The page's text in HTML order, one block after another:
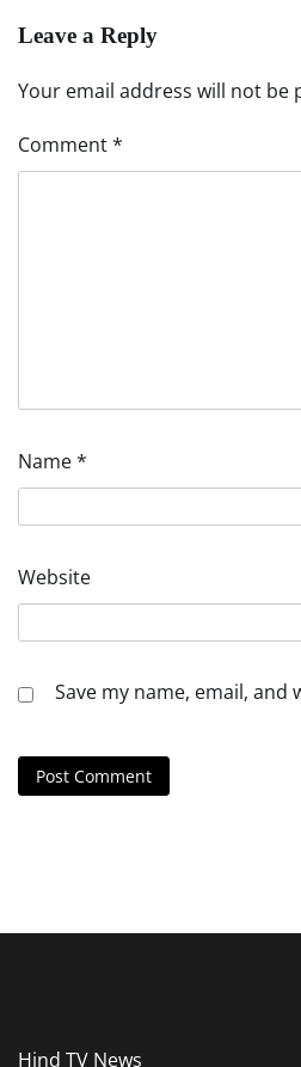
Leave a Reply
Your email address will not be
Comment*
Name*
Website
Save my name, email,
Hind TV News